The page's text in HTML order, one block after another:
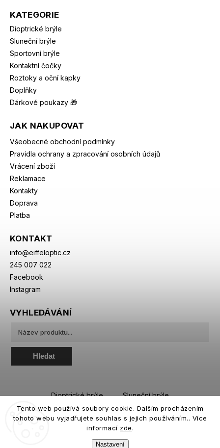
Tento web používá soubory cookie. Dalším procházením
tohoto webu vyjadřujete souhlas s jejich používáním.. Více
informací zde.
Nastavení
KATEGORIE
Dioptrické brýle
Sluneční brýle
Sportovní brýle
Kontaktní čočky
Roztoky a oční kapky
Doplňky
Dárkové poukazy 🎁
JAK NAKUPOVAT
Všeobecné obchodní podmínky
Pravidla ochrany a zpracování osobních údajů
Vrácení zboží
Reklamace
Kontakty
Doprava
Platba
KONTAKT
info@eiffeloptic.cz
245 007 022
Facebook
Instagram
VYHLEDÁVÁNÍ
Hledat
Dioptrické brýle
Sluneční brýle
Sportovní brýle
Kontaktní čočky
Roztoky a oční kapky